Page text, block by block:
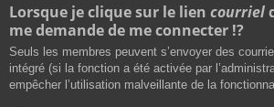
Lorsque je clique sur le lien courriel
me demande de me connecter !?
Seuls les membres peuvent s’envoyer des
intégré (si la fonction a été activée par
empêcher l’utilisation malveillante de la